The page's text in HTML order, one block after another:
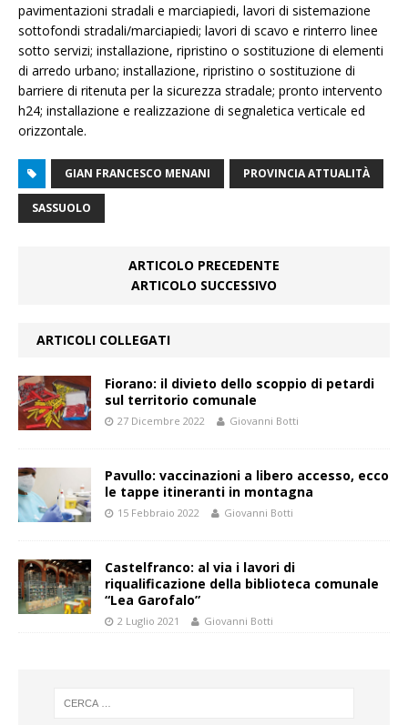
pavimentazioni stradali e marciapiedi, lavori di sistemazione
sottofondi stradali/marciapiedi; lavori di scavo e rinterro linee
sotto servizi; installazione, ripristino o sostituzione di elementi
di arredo urbano; installazione, ripristino o sostituzione di
barriere di ritenuta per la sicurezza stradale; pronto intervento
h24; installazione e realizzazione di segnaletica verticale ed
orizzontale.
GIAN FRANCESCO MENANI PROVINCIA ATTUALITÀ
SASSUOLO
ARTICOLO PRECEDENTE
ARTICOLO SUCCESSIVO
ARTICOLI COLLEGATI
Fiorano: il divieto dello scoppio di petardi
sul territorio comunale
27 Dicembre 2022 Giovanni Botti
Pavullo: vaccinazioni a libero accesso, ecco
le tappe itineranti in montagna
15 Febbraio 2022 Giovanni Botti
Castelfranco: al via i lavori di
riqualificazione della biblioteca comunale
“Lea Garofalo”
2 Luglio 2021 Giovanni Botti